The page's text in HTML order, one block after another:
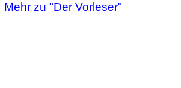
Mehr zu "Der Vorleser"